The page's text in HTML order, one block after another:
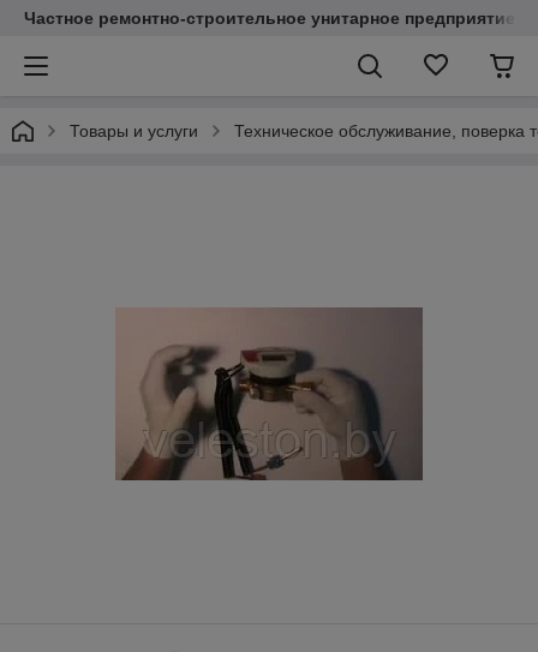
Частное ремонтно-строительное унитарное предприятие
Товары и услуги Техническое обслуживание, поверка